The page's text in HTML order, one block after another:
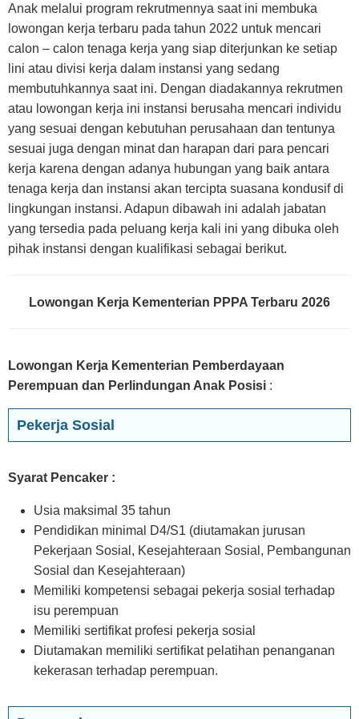
Anak melalui program rekrutmennya saat ini membuka
lowongan kerja terbaru pada tahun 2022 untuk mencari
calon – calon tenaga kerja yang siap diterjunkan ke setiap
lini atau divisi kerja dalam instansi yang sedang
membutuhkannya saat ini. Dengan diadakannya rekrutmen
atau lowongan kerja ini instansi berusaha mencari individu
yang sesuai dengan kebutuhan perusahaan dan tentunya
sesuai juga dengan minat dan harapan dari para pencari
kerja karena dengan adanya hubungan yang baik antara
tenaga kerja dan instansi akan tercipta suasana kondusif di
lingkungan instansi. Adapun dibawah ini adalah jabatan
yang tersedia pada peluang kerja kali ini yang dibuka oleh
pihak instansi dengan kualifikasi sebagai berikut.
Lowongan Kerja Kementerian PPPA Terbaru 2026
Lowongan Kerja Kementerian Pemberdayaan
Perempuan dan Perlindungan Anak Posisi :
Pekerja Sosial
Syarat Pencaker :
Usia maksimal 35 tahun
Pendidikan minimal D4/S1 (diutamakan jurusan
Pekerjaan Sosial, Kesejahteraan Sosial, Pembangunan
Sosial dan Kesejahteraan)
Memiliki kompetensi sebagai pekerja sosial terhadap
isu perempuan
Memiliki sertifikat profesi pekerja sosial
Diutamakan memiliki sertifikat pelatihan penanganan
kekerasan terhadap perempuan.